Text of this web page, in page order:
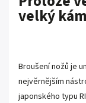
velký
Broušení nožů je
nejvěrnějším
japonského typu